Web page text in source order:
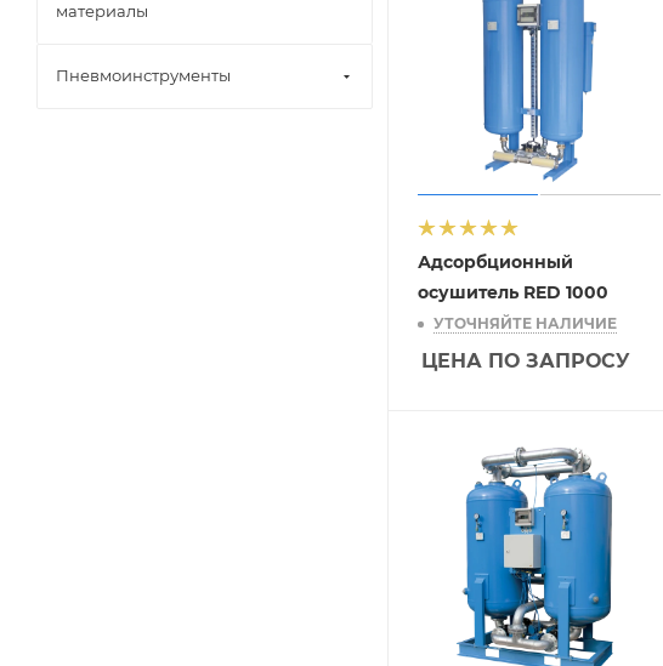
Адсорбционный
осушитель RED 1000
УТОЧНЯЙТЕ НАЛИЧИЕ
ЦЕНА ПО ЗАПРОСУ
материалы
Пневмоинструменты